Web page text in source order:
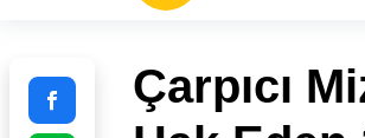
Çarpıcı